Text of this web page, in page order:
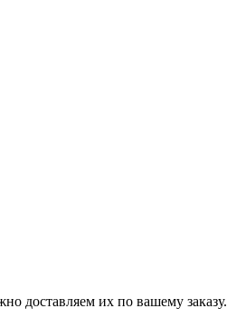
доставляем их по вашему заказу.